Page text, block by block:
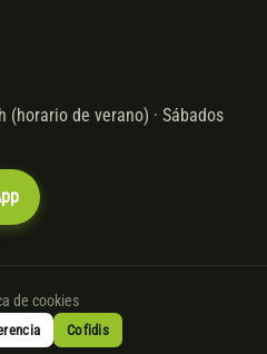
(horario de verano) · Sábados
de cookies
Cofidis